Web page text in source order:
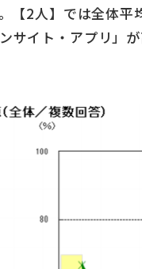
【2⼈】では全体平
サイト・アプリ」